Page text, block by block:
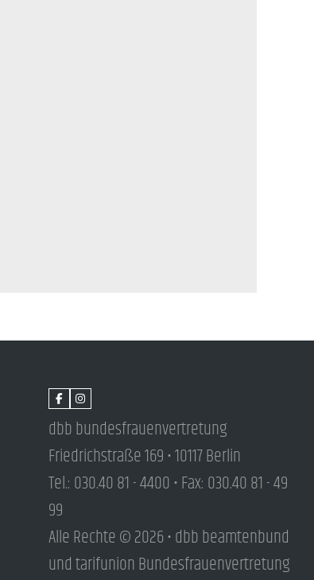
dbb bundesfrauenvertretung
Friedrichstraße 169 • 10117 Berlin
Tel.: 030.40 81 - 4400 • Fax: 030.40 81 - 49
99
Alle Rechte © 2026 • dbb beamtenbund
und tarifunion Bundesfrauenvertretung